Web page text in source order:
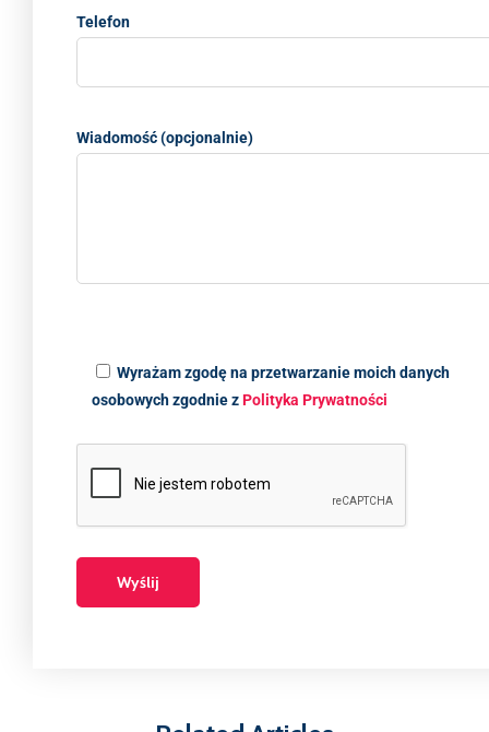
Telefon
Wiadomość (opcjonalnie)
Wyrażam zgodę na przetwarzanie moich danych
osobowych zgodnie zPolityka Prywatności